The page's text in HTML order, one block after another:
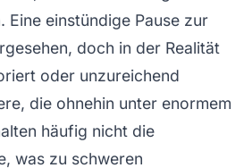
Eine einstündige Pause zur
doch in der Realität
oder unzureichend
die ohnehin unter enormem
häufig nicht die
was zu schweren